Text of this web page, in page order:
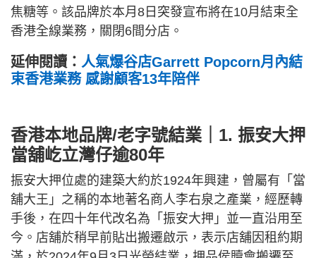
焦糖等。該品牌於本月8日突發宣布將在10月結束全
香港全線業務，關閉6間分店。
延伸閱讀： 人氣爆谷店Garrett Popcorn月內結
束香港業務 感謝顧客13年陪伴
香港本地品牌/老字號結業｜1. 振安大押
當舖屹立灣仔逾80年
振安大押位處的建築大約於1924年興建，曾屬有「當
舖大王」之稱的本地著名商人李右泉之產業，經歷轉
手後，在四十年代改名為「振安大押」並一直沿用至
今。店舖於稍早前貼出搬遷啟示，表示店舖因租約期